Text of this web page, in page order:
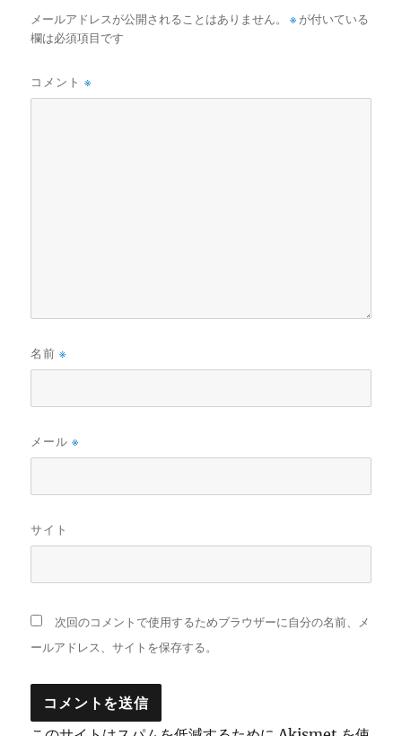
メールアドレスが公開されることはありません。 ※ が付いている
欄は必須項目です
コメント※
名前※
メール※
サイト
次回のコメントで使用するためブラウザーに自分の名前、メ
ールアドレス、サイトを保存する。